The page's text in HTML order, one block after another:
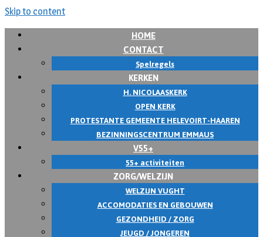
Skip to content
HOME
CONTACT
Spelregels
KERKEN
H. NICOLAASKERK
OPEN KERK
PROTESTANTE GEMEENTE HELEVOIRT-HAAREN
BEZINNINGSCENTRUM EMMAUS
V55+
55+ activiteiten
ZORG/WELZIJN
WELZIJN VUGHT
ACCOMODATIES EN GEBOUWEN
GEZONDHEID / ZORG
JEUGD / JONGEREN